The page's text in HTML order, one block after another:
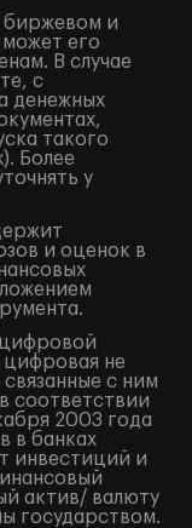
биржевом и
его
В случае
с
денежных
такого
Более
у
и оценок в
цифровая не
с ним
соответствии
2003 года
в банках
инвестиций и
актив/ валюту
государством.